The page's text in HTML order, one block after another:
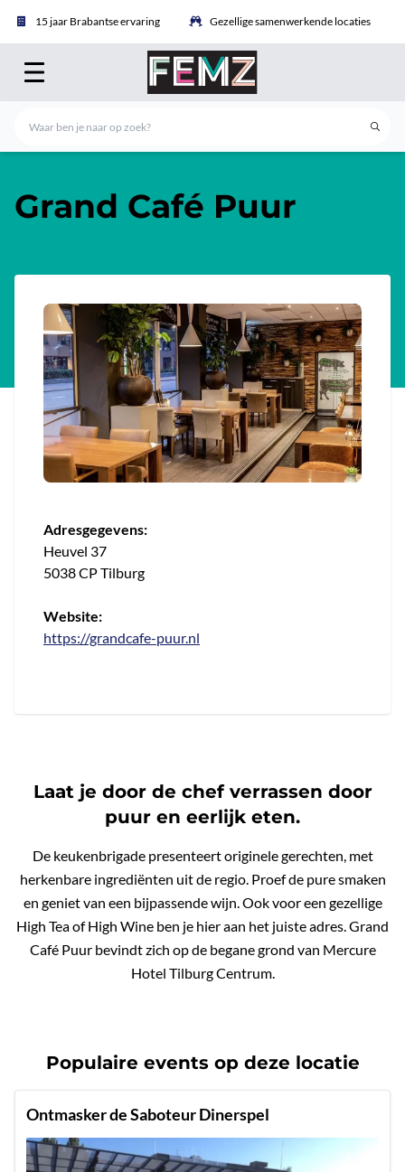
15 jaar Brabantse ervaring Gezellige samenwerkende locaties
Grand Café Puur
Adresgegevens:
Heuvel 37
5038 CP Tilburg
Website:
https://grandcafe-puur.nl
Laat je door de chef verrassen door
puur en eerlijk eten.
De keukenbrigade presenteert originele gerechten, met
herkenbare ingrediënten uit de regio. Proef de pure smaken
en geniet van een bijpassende wijn. Ook voor een gezellige
High Tea of High Wine ben je hier aan het juiste adres. Grand
Café Puur bevindt zich op de begane grond van Mercure
Hotel Tilburg Centrum.
Populaire events op deze locatie
Ontmasker de Saboteur Dinerspel